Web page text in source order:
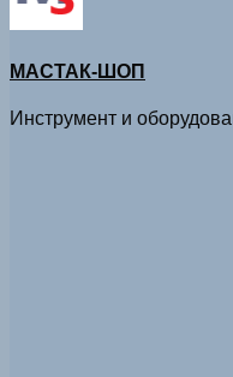
МАСТАК-ШОП
Инструмент и